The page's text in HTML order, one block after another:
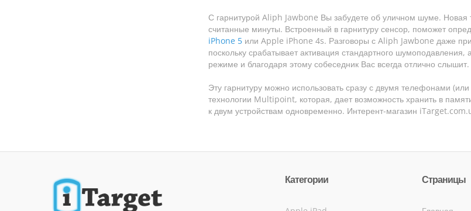
С гарнитурой Aliph Jawbone Вы забудете об уличном шуме.
считанные минуты. Встроенный в гарнитуру сенсор, поможет
iPhone 5 или Apple iPhone 4s. Разговоры с Aliph Jawbone даже
поскольку срабатывает активация стандартного
режиме и благодаря этому собеседник Вас всегда отлично слышит.
Эту гарнитуру можно использовать сразу с двумя телефонами
технологии Multipoint, которая, дает возможность хранить в
к двум устройствам одновременно. Интерент-магазин
Категории Страницы